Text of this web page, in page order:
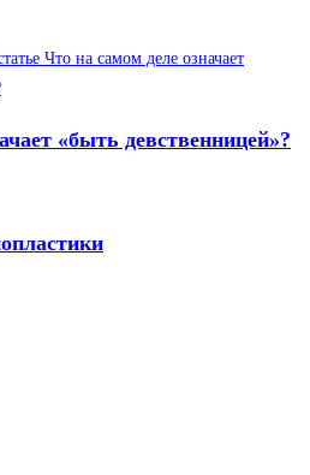
«быть девственницей»?